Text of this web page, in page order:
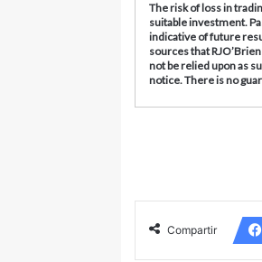
The risk of loss in
suitable investment.
indicative of future
sources that
not be relied upon as
notice. There is no
Compartir